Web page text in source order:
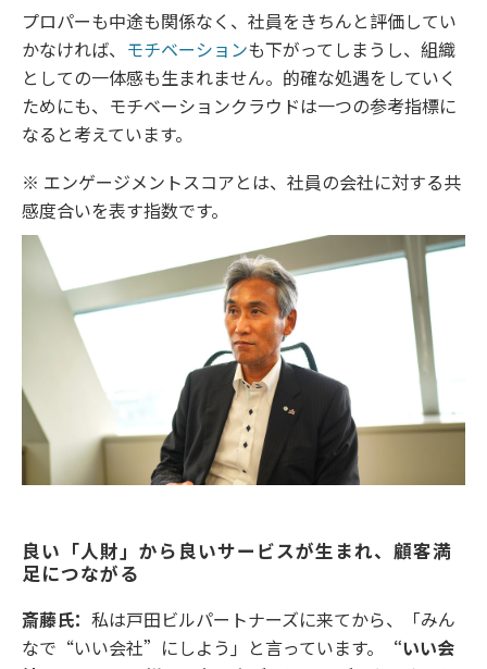
プロパーも中途も関係なく、社員をきちんと評価してい
かなければ、 モチベーションも下がってしまうし、組織
としての一体感も生まれません。的確な処遇をしていく
ためにも、モチベーションクラウドは一つの参考指標に
なると考えています。
※ エンゲージメントスコアとは、社員の会社に対する共
感度合いを表す指数です。
良い「人財」から良いサービスが生まれ、顧客満
足につながる
斎藤氏： 私は戸田ビルパートナーズに来てから、「みん
なで“いい会社”にしよう」と言っています。
“いい会